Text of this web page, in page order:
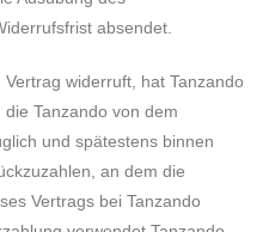
absendet.
widerruft, hat Tanzando
Tanzando von dem
und spätestens binnen
an dem die
Vertrags bei Tanzando